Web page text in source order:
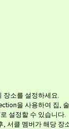
장소를 설정하세요.
을 사용하여 집,
설정할 수 있습니다.
, 서클 멤버가 해당 장